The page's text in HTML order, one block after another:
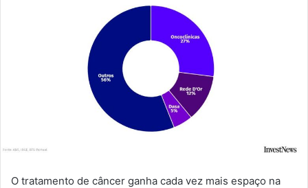
O tratamento de câncer ganha cada vez mais espaço na